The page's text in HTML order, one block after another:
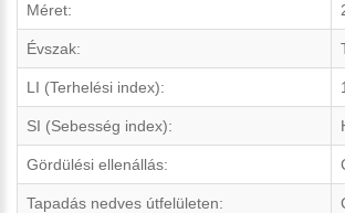
Méret:
Évszak:
LI (Terhelési index):
SI (Sebesség index):
Gördülési ellenállás:
Tapadás nedves útfelületen: